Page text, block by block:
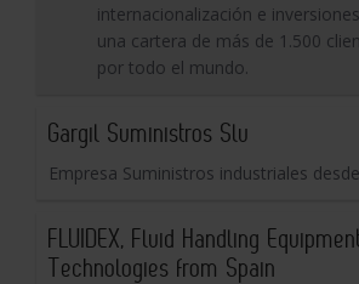
internacionalización e
una cartera de más de 1.500
por todo el mundo.
Gargil Suministros Slu
Empresa Suministros industriales
FLUIDEX, Fluid Handling
Technologies from Spain